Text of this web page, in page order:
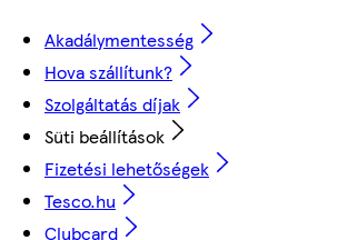
Akadálymentesség
Hova szállítunk?
Szolgáltatás díjak
Süti beállítások
Fizetési lehetőségek
Tesco.hu
Clubcard